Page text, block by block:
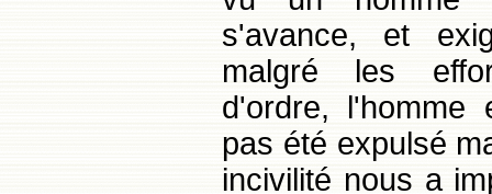
s'avance, et
malgré les
d'ordre,
pas été expulsé
incivilité nous a